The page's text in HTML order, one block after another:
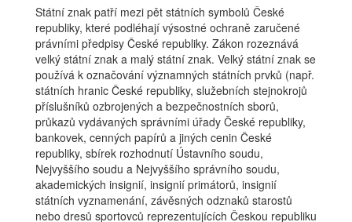
Státní znak patří mezi pět státních symbolů České
republiky, které podléhají výsostné ochraně zaručené
právními předpisy České republiky. Zákon rozeznává
velký státní znak a malý státní znak. Velký státní znak se
používá k označování významných státních prvků (např.
státních hranic České republiky, služebních stejnokrojů
příslušníků ozbrojených a bezpečnostních sborů,
průkazů vydávaných správními úřady České republiky,
bankovek, cenných papírů a jiných cenin České
republiky, sbírek rozhodnutí Ústavního soudu,
Nejvyššího soudu a Nejvyššího správního soudu,
akademických insignií, insignií primátorů, insignií
státních vyznamenání, závěsných odznaků starostů
nebo dresů sportovců reprezentujících Českou republiku